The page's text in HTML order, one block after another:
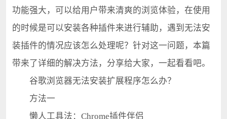
功能强大，可以给用户带来清爽的浏览体验，在使用
的时候是可以安装各种插件来进行辅助，遇到无法安
装插件的情况应该怎么处理呢？针对这一问题，本篇
带来了详细的解决方法，分享给大家，一起看看吧。
谷歌浏览器无法安装扩展程序怎么办？
方法一
懒人工具法：Chrome插件伴侣